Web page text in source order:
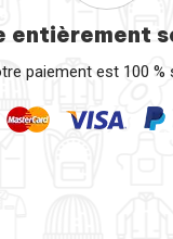
entièrement
paiement est 100 %